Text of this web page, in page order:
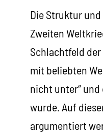
Die Struktur
Zweiten
Schlachtfeld
mit beliebten
nicht unter“ und
wurde. Auf
argumentiert